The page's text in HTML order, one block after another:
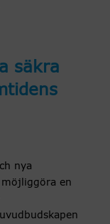
säkra
nya
en